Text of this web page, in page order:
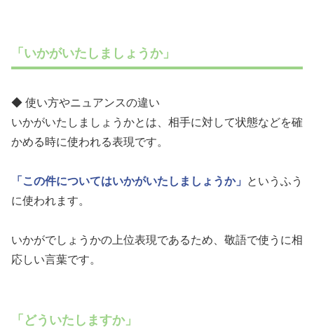
「いかがいたしましょうか」
◆ 使い方やニュアンスの違い
いかがいたしましょうかとは、相手に対して状態などを確
かめる時に使われる表現です。
「この件についてはいかがいたしましょうか」
というふう
に使われます。
いかがでしょうかの上位表現であるため、敬語で使うに相
応しい言葉です。
「どういたしますか」